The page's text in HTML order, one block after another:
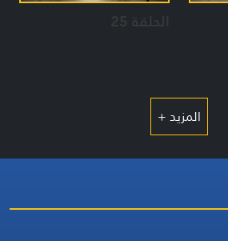
الحلقة 25
المزيد +